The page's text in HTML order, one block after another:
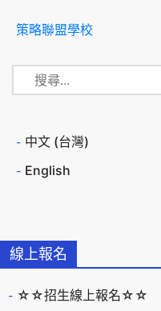
線上報名
☆☆招生線上報名☆☆
策略聯盟學校
中文 (台灣)
English